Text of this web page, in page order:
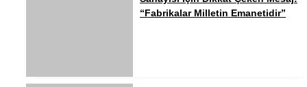
“Fabrikalar Milletin Emanetidir”